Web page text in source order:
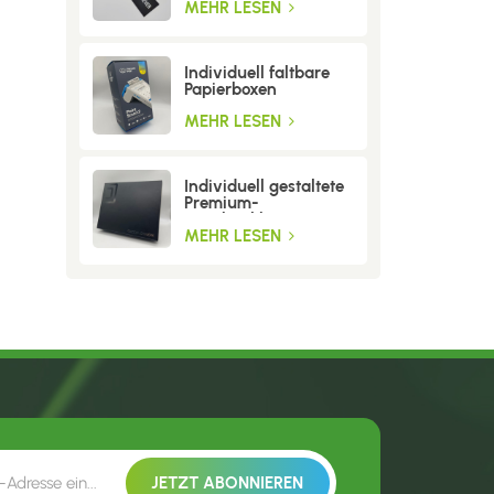
MEHR LESEN
Individuell faltbare
Papierboxen
MEHR LESEN
Individuell gestaltete
Premium-
Geschenkboxen aus
Wellpappe
MEHR LESEN